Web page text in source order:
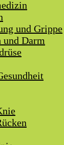
und Grippe
und Darm